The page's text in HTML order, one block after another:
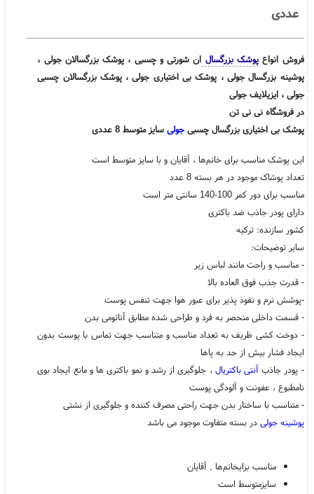
عددی
فروش انواع پوشک بزرگسال ان شورتی و چسبی ، پوشک بزرگسالان جولی ،
پوشینه بزرگسال جولی ، پوشک بی اختیاری جولی ، پوشک بزرگسالان چسبی
جولی ، ایزیلایف جولی
در فروشگاه نی نی تن
پوشک بی اختیاری بزرگسال چسبیجولی سایز متوسط 8 عددی
این پوشک مناسب برای خانم‌ها ، آقایان و با سایز متوسط است
تعداد پوشاک موجود در هر بسته 8 عدد
مناسب برای دور کمر 100-140 سانتی متر است
دارای پودر جاذب ضد باکتری
کشور سازنده: ترکیه
سایر توضیحات:
- مناسب و راحت مانند لباس زیر
- قدرت جذب فوق العاده بالا
-پوشش نرم و نفوذ پذیر برای عبور هوا جهت تنفس پوست
- قسمت داخلی منحصر به فرد و طراحی شده مطابق آناتومی بدن
- دوخت کشی ظریف به تعداد مناسب و متناسب جهت تماس با پوست بدون
ایجاد فشار بیش از حد به پاها
- پودر جاذبآنتی باکتریال، جلوگیری از رشد و نمو باکتری ها و مانع ایجاد بوی
نامطبوع ، عفونت و آلودگی پوست
- متناسب با ساختار بدن جهت راحتی مصرف کننده و جلوگیری از نشتی
پوشینه جولی در بسته متفاوت موجود می باشد
مناسب برایخانم‌ها , آقایان
سایزمتوسط است